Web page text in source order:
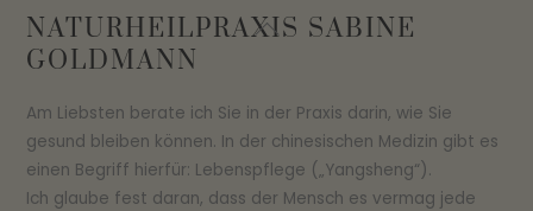
Back
NATURHEILPRAXIS SABINE
GOLDMANN
Am Liebsten berate ich Sie in der Praxis darin, wie Sie
gesund bleiben können. In der chinesischen Medizin gibt es
einen Begriff hierfür: Lebenspflege („Yangsheng“).
Ich glaube fest daran, dass der Mensch es vermag jede